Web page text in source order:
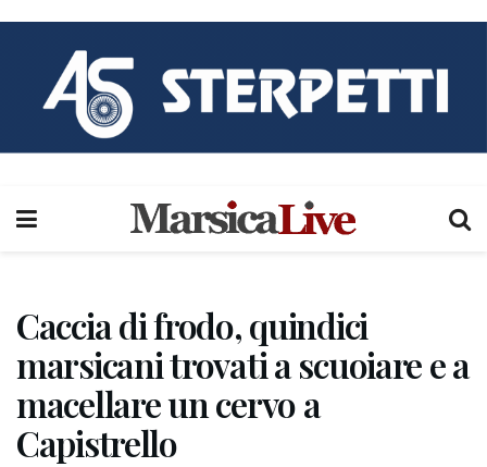
Caccia di frodo, quindici
marsicani trovati a scuoiare e a
macellare un cervo a
Capistrello